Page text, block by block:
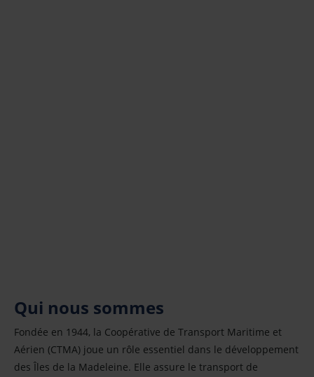
Qui nous sommes
Fondée en 1944, la Coopérative de Transport Maritime et
Aérien (CTMA) joue un rôle essentiel dans le développement
des Îles de la Madeleine. Elle assure le transport de